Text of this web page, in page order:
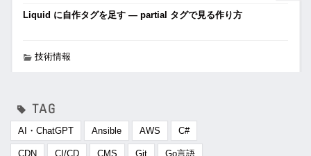
Liquid に自作タグを足す ― partial タグで見る作り方
技術情報
AI・ChatGPT Ansible AWS C#
CDN CI/CD CMS Git Go言語